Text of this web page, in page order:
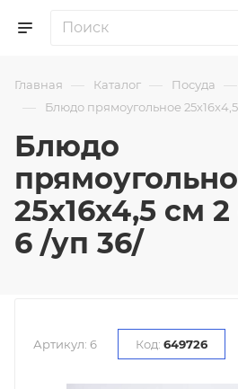
Главная — Каталог — Посуда —
— Блюдо прямоугольное
Блюдо
25х16х4,5 см
6 /уп 36/
Артикул: 6 Код: 649726